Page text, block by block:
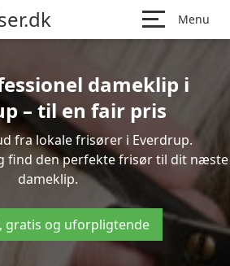
Menu
dameklip i
– til en fair pris
fra lokale frisører i Everdrup.
find den perfekte frisør til dit næste
dameklip.
gratis og uforpligtende